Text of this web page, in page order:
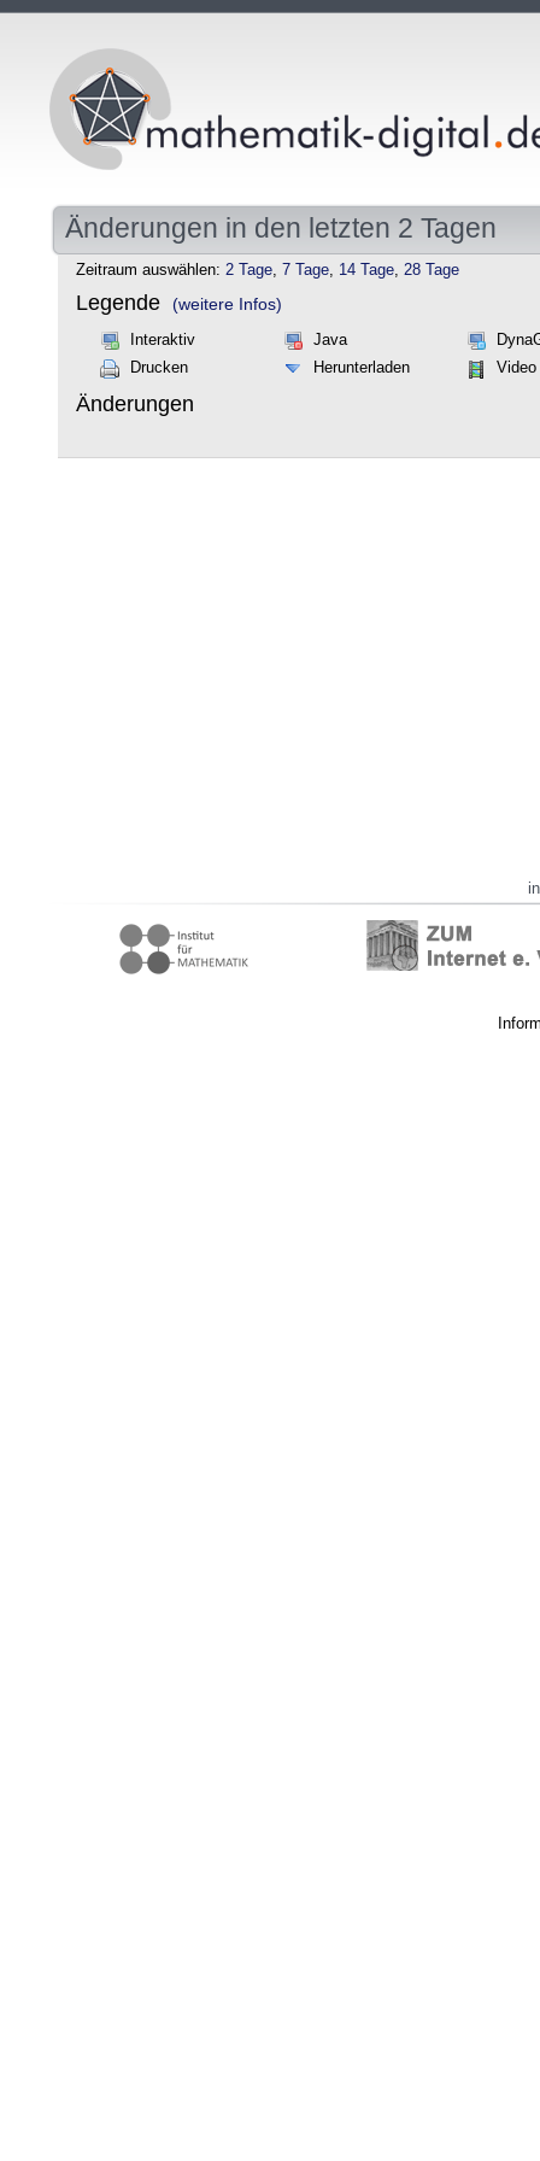
Änderungen in den letzten 2 Tagen
Zeitraum auswählen: 2 Tage, 7 Tage, 14 Tage, 28 Tage
Legende (weitere Infos)
Interaktiv Java
Drucken
Herunterladen Video
Änderungen